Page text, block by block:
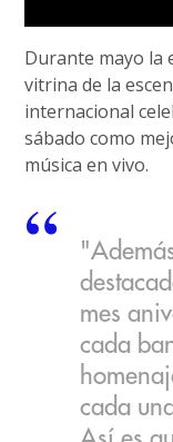
Durante mayo la
vitrina de la
internacional
sábado como
música en vivo.
mes
cada
cada